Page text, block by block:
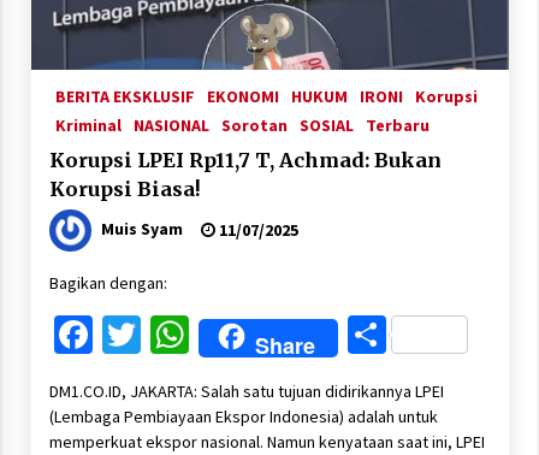
BERITA EKSKLUSIF EKONOMI HUKUM IRONI
Korupsi
Kriminal
NASIONAL Sorotan SOSIAL Terbaru
Korupsi LPEI Rp11,7 T, Achmad: Bukan
Korupsi Biasa!
Muis Syam 11/07/2025
Bagikan dengan:
Facebook
Twitter
WhatsApp
Share Share
DM1.CO.ID, JAKARTA: Salah satu tujuan didirikannya LPEI
(Lembaga Pembiayaan Ekspor Indonesia) adalah untuk
memperkuat ekspor nasional. Namun kenyataan saat ini, LPEI